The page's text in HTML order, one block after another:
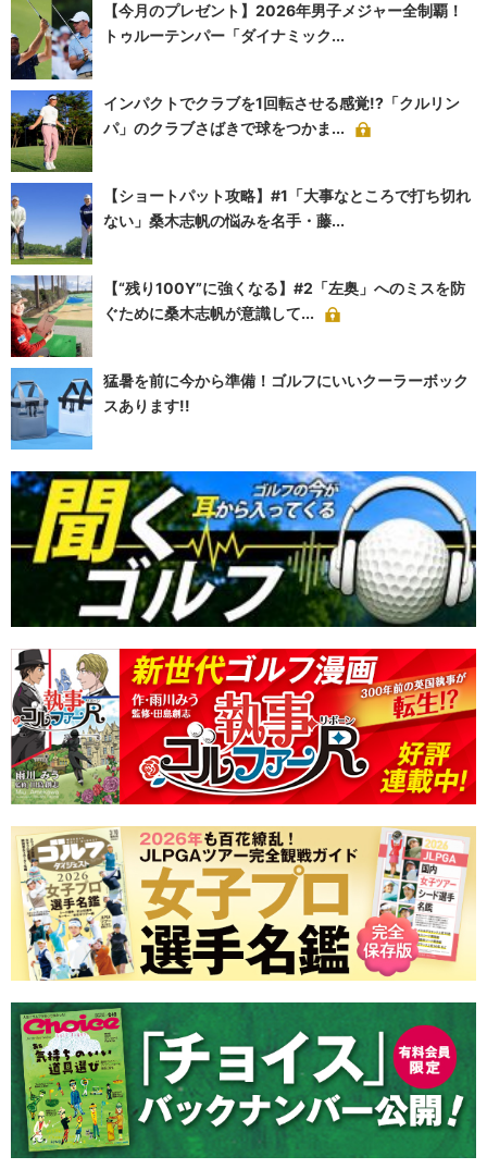
【今月のプレゼント】2026年男子メジャー全制覇！
トゥルーテンパー「ダイナミック...
インパクトでクラブを1回転させる感覚!?「クルリン
パ」のクラブさばきで球をつかま...
【ショートパット攻略】#1「大事なところで打ち切れ
ない」桑木志帆の悩みを名手・藤...
【“残り100Y”に強くなる】#2「左奥」へのミスを防
ぐために桑木志帆が意識して...
猛暑を前に今から準備！ゴルフにいいクーラーボック
スあります!!